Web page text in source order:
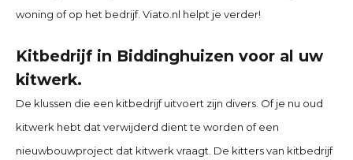
woning of op het bedrijf. Viato.nl helpt je verder!
Kitbedrijf in Biddinghuizen voor al uw
kitwerk.
De klussen die een kitbedrijf uitvoert zijn divers. Of je nu oud
kitwerk hebt dat verwijderd dient te worden of een
nieuwbouwproject dat kitwerk vraagt. De kitters van kitbedrijf